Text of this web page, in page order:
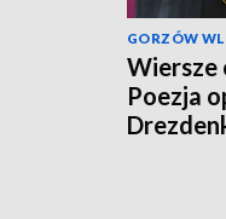
GORZÓW
Wiersze
Poezja